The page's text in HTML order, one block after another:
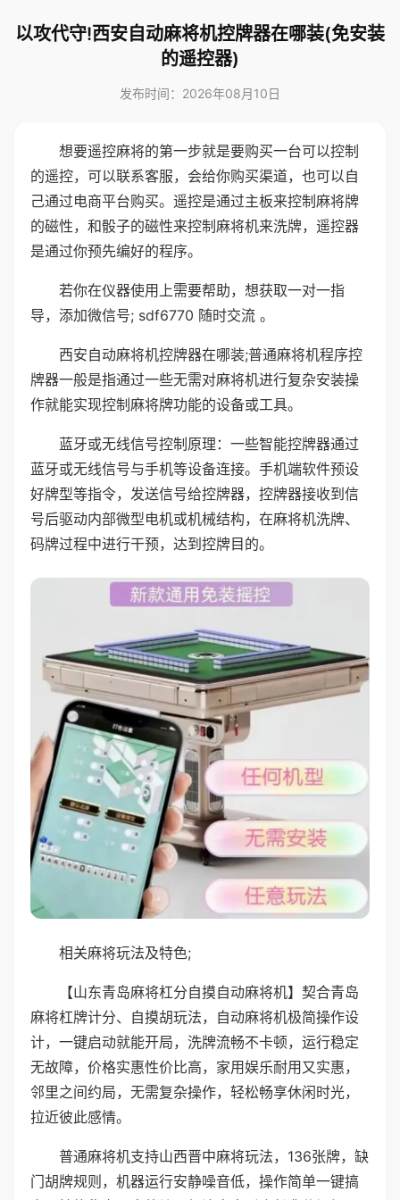
以攻代守!西安自动麻将机控牌器在哪装(免安装
的遥控器)
发布时间：2026年08月10日
想要遥控麻将的第一步就是要购买一台可以控制
的遥控，可以联系客服，会给你购买渠道，也可以自
己通过电商平台购买。遥控是通过主板来控制麻将牌
的磁性，和骰子的磁性来控制麻将机来洗牌，遥控器
是通过你预先编好的程序。
若你在仪器使用上需要帮助，想获取一对一指
导，添加微信号; sdf6770 随时交流 。
西安自动麻将机控牌器在哪装;普通麻将机程序控
牌器一般是指通过一些无需对麻将机进行复杂安装操
作就能实现控制麻将牌功能的设备或工具。
蓝牙或无线信号控制原理：一些智能控牌器通过
蓝牙或无线信号与手机等设备连接。手机端软件预设
好牌型等指令，发送信号给控牌器，控牌器接收到信
号后驱动内部微型电机或机械结构，在麻将机洗牌、
码牌过程中进行干预，达到控牌目的。
相关麻将玩法及特色;
【山东青岛麻将杠分自摸自动麻将机】契合青岛
麻将杠牌计分、自摸胡玩法，自动麻将机极简操作设
计，一键启动就能开局，洗牌流畅不卡顿，运行稳定
无故障，价格实惠性价比高，家用娱乐耐用又实惠，
邻里之间约局，无需复杂操作，轻松畅享休闲时光，
拉近彼此感情。
普通麻将机支持山西晋中麻将玩法，136张牌，缺
门胡牌规则，机器运行安静噪音低，操作简单一键搞